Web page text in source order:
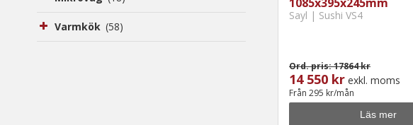
Varmkök (58)
Sayl | Sushi VS4
Ord. pris: 17864 kr
14 550 kr exkl. moms
Från 295 kr/mån
Läs mer